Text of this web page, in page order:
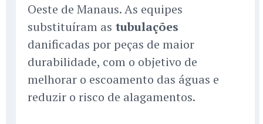
Oeste de Manaus. As equipes
substituíram as tubulações
danificadas por peças de maior
durabilidade, com o objetivo de
melhorar o escoamento das águas e
reduzir o risco de alagamentos.